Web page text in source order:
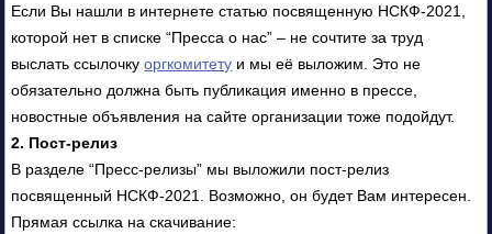
Если Вы нашли в интернете статью посвященную НСКФ-2021,
которой нет в списке “Пресса о нас” – не сочтите за труд
выслать ссылочкуоргкомитету и мы её выложим. Это не
обязательно должна быть публикация именно в прессе,
новостные объявления на сайте организации тоже подойдут.
2. Пост-релиз
В разделе “Пресс-релизы” мы выложили пост-релиз
посвященный НСКФ-2021. Возможно, он будет Вам интересен.
Прямая ссылка на скачивание: